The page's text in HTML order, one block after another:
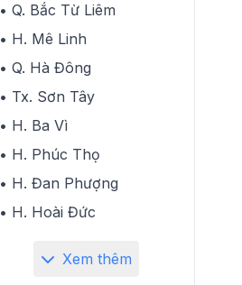
• Q. Bắc Từ Liêm
• H. Mê Linh
• Q. Hà Đông
• Tx. Sơn Tây
• H. Ba Vì
• H. Phúc Thọ
• H. Đan Phượng
• H. Hoài Đức
Xem thêm